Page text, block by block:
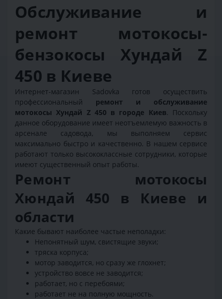
Обслуживание и
ремонт мотокосы-
бензокосы Хундай Z
450 в Киеве
Интернет-магазин Sadovka готов осуществить
профессиональный ремонт и обслуживание
мотокосы Хундай Z 450 в городе Киев. Поскольку
данное оборудование имеет неотъемлемую важность в
арсенале садовода, мы выполняем сервис
максимально быстро и качественно. В нашем сервисе
работают только высококлассные сотрудники, которые
имеют существенный опыт работы.
Ремонт мотокосы
Хюндай 450 в Киеве и
области
Какие бывают наиболее частые неполадки:
Непонятный шум, свистящие звуки;
тряска корпуса;
мотор заводится, но сразу же глохнет;
устройство вовсе не заводится;
работает, но с перебоями;
работает не на полную мощность.